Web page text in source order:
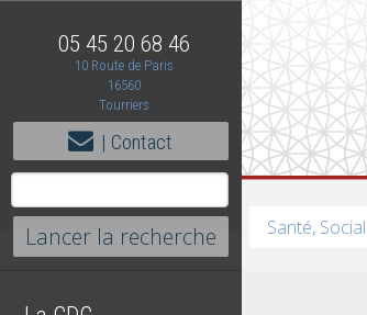
05 45 20 68 46
10 Route de Paris
16560
Tourriers
| Contact
Santé, Social